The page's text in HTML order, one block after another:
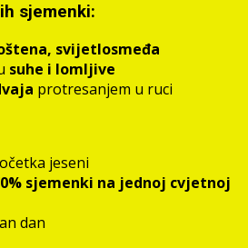
sjemenki:
svijetlosmeđa
suhe i lomljive
protresanjem u ruci
jeseni
sjemenki na jednoj cvjetnoj
dan